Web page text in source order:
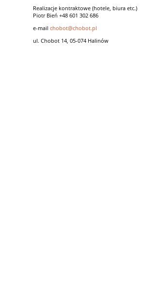
Realizacje kontraktowe (hotele, biura etc.)
Piotr Bień +48 601 302 686
e-mail chobot@chobot.pl
ul. Chobot 14, 05-074 Halinów